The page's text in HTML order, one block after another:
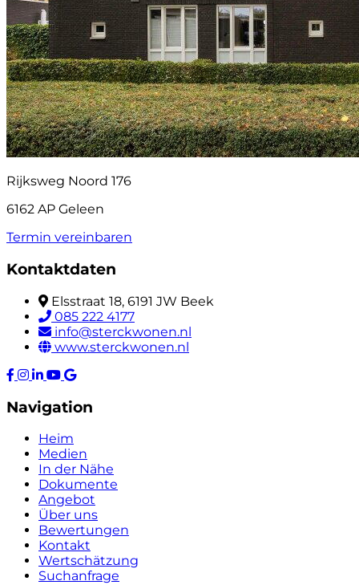
Rijksweg Noord 176
6162 AP Geleen
Termin vereinbaren
Kontaktdaten
Elsstraat 18, 6191 JW Beek
085 222 4177
info@sterckwonen.nl
www.sterckwonen.nl
Navigation
Heim
Medien
In der Nähe
Dokumente
Angebot
Über uns
Bewertungen
Kontakt
Wertschätzung
Suchanfrage